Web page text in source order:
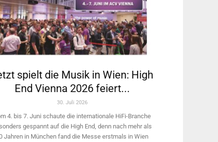
spielt die Musik in Wien: High
End Vienna 2026 feiert...
30. Juli 2026
4. bis 7. Juni schaute die internationale HiFi-Branche
gespannt auf die High End, denn nach mehr als
Jahren in München fand die Messe erstmals in Wien